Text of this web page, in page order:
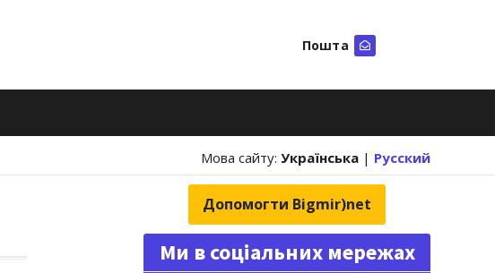
Пошта
Мова сайту: Українська | Русский
Допомогти Bigmir)net
Ми в соціальних мережах